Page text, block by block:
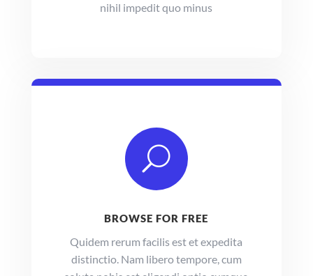
nihil impedit quo minus
U
BROWSE FOR FREE
Quidem rerum facilis est et expedita
distinctio. Nam libero tempore, cum